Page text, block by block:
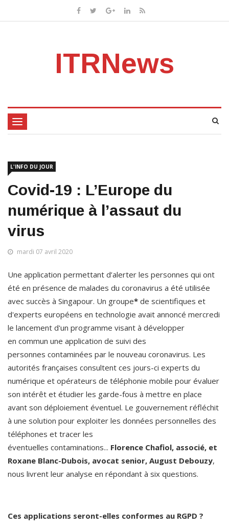
ITRNews
Toggle
navigation
L'INFO DU JOUR
Covid-19 : L’Europe du
numérique à l’assaut du
virus
mardi 07 avril 2020
Une application permettant d’alerter les personnes qui ont
été en présence de malades du coronavirus a été utilisée
avec succès à Singapour. Un groupe* de scientifiques et
d'experts européens en technologie avait annoncé mercredi
le lancement d'un programme visant à développer
en commun une application de suivi des
personnes contaminées par le nouveau coronavirus. Les
autorités françaises consultent ces jours-ci experts du
numérique et opérateurs de téléphonie mobile pour évaluer
son intérêt et étudier les garde-fous à mettre en place
avant son déploiement éventuel. Le gouvernement réfléchit
à une solution pour exploiter les données personnelles des
téléphones et tracer les
éventuelles contaminations... Florence Chafiol, associé, et
Roxane Blanc-Dubois, avocat senior, August Debouzy,
nous livrent leur analyse en répondant à six questions.
Ces applications seront-elles conformes au RGPD ?